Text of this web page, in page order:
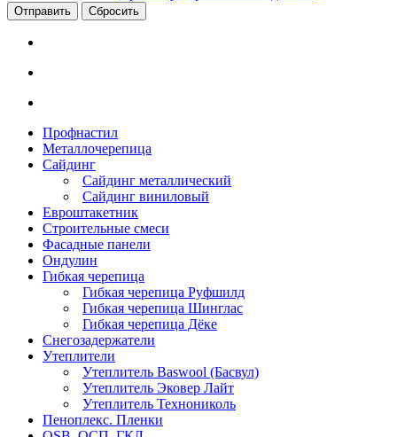
Сбросить
Профнастил
Металлочерепица
Сайдинг
Сайдинг металлический
Сайдинг виниловый
Евроштакетник
Строительные смеси
Фасадные панели
Ондулин
Гибкая черепица
Гибкая черепица Руфшилд
Гибкая черепица Шинглас
Гибкая черепица Дёке
Снегозадержатели
Утеплители
Утеплитель Baswool (Басвул)
Утеплитель Эковер Лайт
Утеплитель Технониколь
Пеноплекс. Пленки